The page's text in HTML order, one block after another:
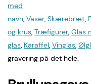
med
navn, Vaser, Skærebræt,
og krus, Træfigurer, Glas
glas, Karaffel, Vinglas,
gravering på det hele.